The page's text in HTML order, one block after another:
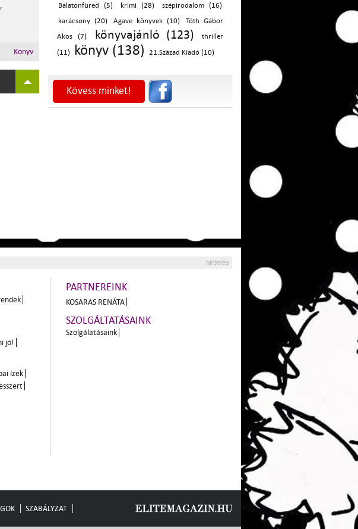
Könyv
Balatonfüred (5)
krimi (28)
szépirodalom (16)
karácsony (20)
Agave könyvek (10)
Tóth Gábor
Ákos (7)
könyvajánló (123) thriller
(11) könyv (138) 21.Század Kiadó (10)
Kövess minket!
hirdetés
jó!
ízek
PARTNEREINK
KOSARAS RENÁTA
SZOLGÁLTATÁSAINK
Szolgálatásaink
SZABÁLYZAT